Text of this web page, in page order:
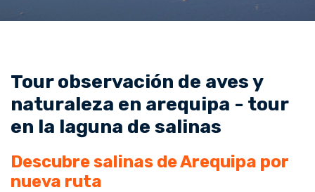
Tour observación de aves y
naturaleza en arequipa - tour
en la laguna de salinas
Descubre salinas de Arequipa por
nueva ruta